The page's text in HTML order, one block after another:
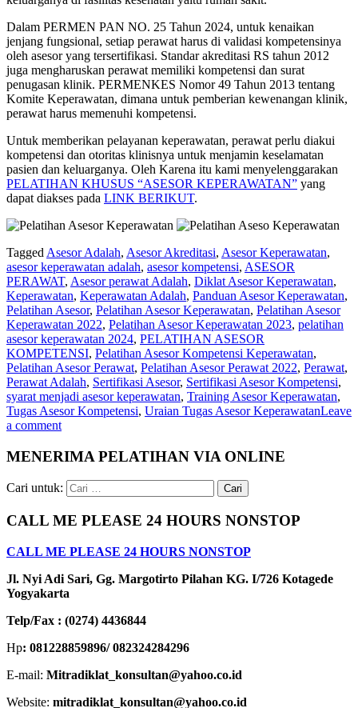
Dalam PERMEN PAN NO. 25 Tahun 2024, untuk kenaikan
jenjang fungsional, setiap perawat harus di validasi kompetensinya
oleh asesor yang tersertifikasi. Standar akreditasi RS tahun 2012
juga mengharuskan perawat memiliki kompetensi dan surat
penugasan klinik. PERMENKES Nomor 49 Tahun 2013 tentang
Komite Keperawatan, dimana untuk pemberian kewenangan klinik,
perawat harus memenuhi kompetensi.
Untuk memberikan pelayanan keperawatan, perawat perlu diakui
kompetensi dan otoritas klinisnya untuk menjamin keselamatan
pasien dan keluarganya. Oleh Karena itu kami menyelenggarakan
PELATIHAN KHUSUS “ASESOR KEPERAWATAN” yang
dapat diakses pada LINK BERIKUT.
Tagged Asesor Adalah, Asesor Akreditasi, Asesor Keperawatan,
asesor keperawatan adalah, asesor kompetensi, ASESOR
PERAWAT, Asesor perawat Adalah, Diklat Asesor Keperawatan,
Keperawatan, Keperawatan Adalah, Panduan Asesor Keperawatan,
Pelatihan Asesor, Pelatihan Asesor Keperawatan, Pelatihan Asesor
Keperawatan 2022, Pelatihan Asesor Keperawatan 2023, pelatihan
asesor keperawatan 2024, PELATIHAN ASESOR
KOMPETENSI, Pelatihan Asesor Kompetensi Keperawatan,
Pelatihan Asesor Perawat, Pelatihan Asesor Perawat 2022, Perawat,
Perawat Adalah, Sertifikasi Asesor, Sertifikasi Asesor Kompetensi,
syarat menjadi asesor keperawatan, Training Asesor Keperawatan,
Tugas Asesor Kompetensi, Uraian Tugas Asesor KeperawatanLeave
a comment
MENERIMA PELATIHAN VIA ONLINE
Cari untuk:
CALL ME PLEASE 24 HOURS NONSTOP
CALL ME PLEASE 24 HOURS NONSTOP
Jl. Nyi Adi Sari, Gg. Margotirto Pilahan KG. I/726 Kotagede
Yogyakarta
Telp/Fax : (0274) 4436844
Hp: 081228859896/ 082324284296
E-mail: Mitradiklat_konsultan@yahoo.co.id
Website: mitradiklat_konsultan@yahoo.co.id